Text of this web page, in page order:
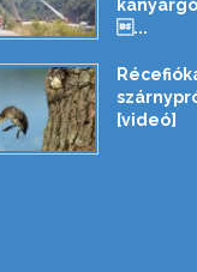
...
[videó]